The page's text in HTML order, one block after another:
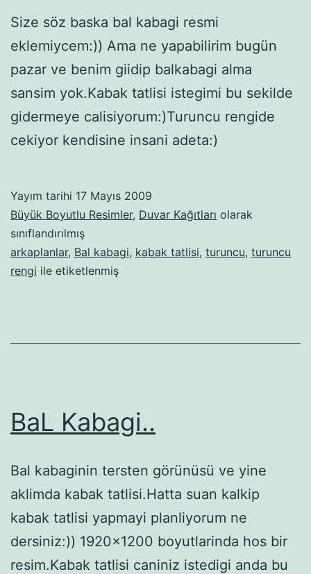
Size söz baska bal kabagi resmi
eklemiycem:)) Ama ne yapabilirim bugün
pazar ve benim giidip balkabagi alma
sansim yok.Kabak tatlisi istegimi bu sekilde
gidermeye calisiyorum:)Turuncu rengide
cekiyor kendisine insani adeta:)
Yayım tarihi 17 Mayıs 2009
Büyük Boyutlu Resimler, Duvar Kağıtları olarak
sınıflandırılmış
arkaplanlar, Bal kabagi, kabak tatlisi, turuncu, turuncu
rengi ile etiketlenmiş
BaL Kabagi..
Bal kabaginin tersten görünüsü ve yine
aklimda kabak tatlisi.Hatta suan kalkip
kabak tatlisi yapmayi planliyorum ne
dersiniz:)) 1920×1200 boyutlarinda hos bir
resim.Kabak tatlisi caniniz istedigi anda bu